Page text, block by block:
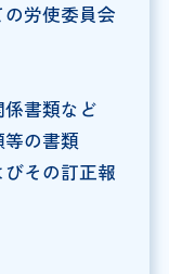
労使委員会
書類など
等の書類
その訂正報